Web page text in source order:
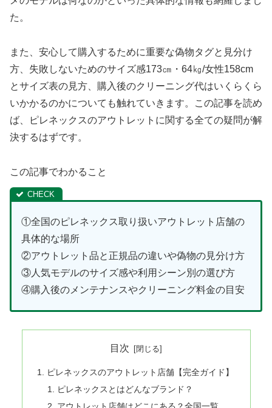
た。
また、安心して購入するために重要な偽物タグと見分け
方、失敗しないためのサイズ感173㎝・64㎏/女性158cm
とサイズ表の見方、購入後のクリーニング代はいくらくら
いかかるのかについても触れていきます。この記事を読め
ば、ピレネックスのアウトレットに関する全ての疑問が解
決するはずです。
この記事でわかること
①全国のピレネックス取り扱いアウトレット店舗の
具体的な場所
②アウトレット品と正規品の違いや偽物の見分け方
③人気モデルのサイズ感や利用シーン別の選び方
④購入後のメンテナンスやクリーニング料金の目安
目次
ピレネックスのアウトレット店舗【完全ガイド】
ピレネックスとはどんなブランド？